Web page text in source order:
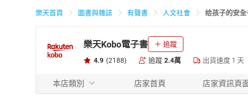
樂天首頁 圖書與雜誌 有聲書 人文社會 给孩子的安全
樂天Kobo電子書 追蹤
4.9 (2188) 追蹤 2.4萬 出貨速度 1 天
本店類別 店家首頁 店家資訊頁